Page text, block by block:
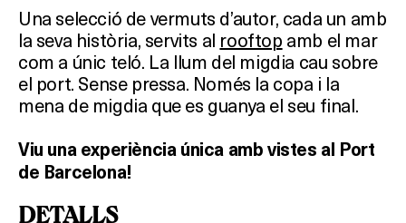
Una selecció de vermuts d’autor, cada un amb
la seva història, servits al rooftop amb el mar
com a únic teló. La llum del migdia cau sobre
el port. Sense pressa. Només la copa i la
mena de migdia que es guanya el seu final.
Viu una experiència única ambvistes al Port
de Barcelona!
DETALLS